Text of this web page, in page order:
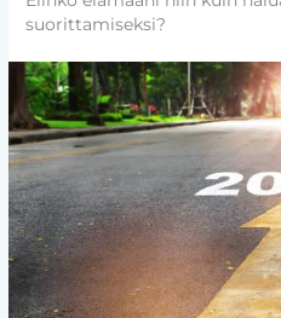
suorittamiseksi?